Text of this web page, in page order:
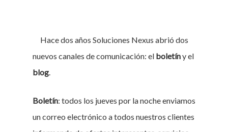
Hace dos años Soluciones Nexus abrió dos
nuevos canales de comunicación: el boletíny el
blog.
Boletín: todos los jueves por la noche enviamos
un correo electrónico a todos nuestros clientes